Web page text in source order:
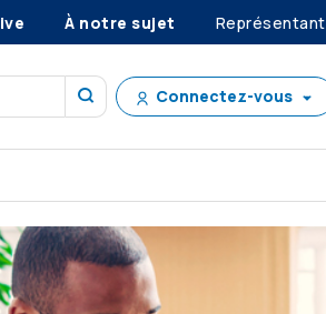
À notre sujet Représentant
Connectez-vous
CELIAPP, le CELI et le REER